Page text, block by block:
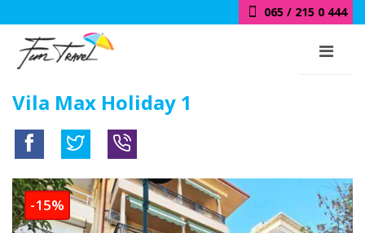
065 / 215 0 444
Vila Max Holiday 1
-15%